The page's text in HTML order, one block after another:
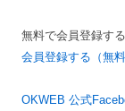
無料で会員登録す
会員登録する（無料
OKWEB 公式